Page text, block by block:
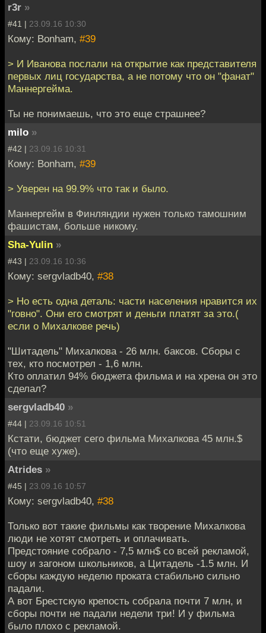
r3r »
#41 | 23.09.16 10:30
Кому: Bonham, #39
> И Иванова послали на открытие как представителя
первых лиц государства, а не потому что он "фанат"
Маннергейма.
Ты не понимаешь, что это еще страшнее?
milo »
#42 | 23.09.16 10:31
Кому: Bonham, #39
> Уверен на 99.9% что так и было.
Маннергейм в Финляндии нужен только тамошним
фашистам, больше никому.
Sha-Yulin »
#43 | 23.09.16 10:36
Кому: sergvladb40, #38
> Но есть одна деталь: части населения нравится их
"говно". Они его смотрят и деньги платят за это.(
если о Михалкове речь)
"Шитадель" Михалкова - 26 млн. баксов. Сборы с
тех, кто посмотрел - 1,6 млн.
Кто оплатил 94% бюджета фильма и на хрена он это
сделал?
sergvladb40 »
#44 | 23.09.16 10:51
Кстати, бюджет сего фильма Михалкова 45 млн.$
(что еще хуже).
Atrides »
#45 | 23.09.16 10:57
Кому: sergvladb40, #38
Только вот такие фильмы как творение Михалкова
люди не хотят смотреть и оплачивать.
Предстояние собрало - 7,5 млн$ со всей рекламой,
шоу и загоном школьников, а Цитадель -1.5 млн. И
сборы каждую неделю проката стабильно сильно
падали.
А вот Брестскую крепость собрала почти 7 млн, и
сборы почти не падали недели три! И у фильма
было плохо с рекламой.